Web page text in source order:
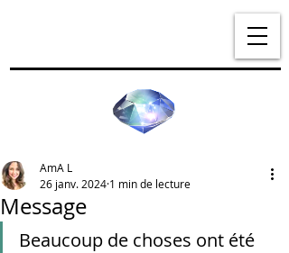
Message
AmA L
26 janv. 2024 1 min de lecture
Beaucoup de choses ont été